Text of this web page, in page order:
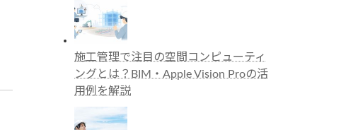
施工管理で注目の空間コンピューティ
ングとは？BIM・Apple Vision Proの活
用例を解説